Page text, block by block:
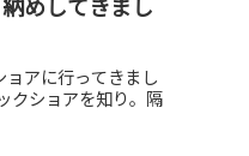
めしてきまし
アに行ってきまし
クショアを知り。隔